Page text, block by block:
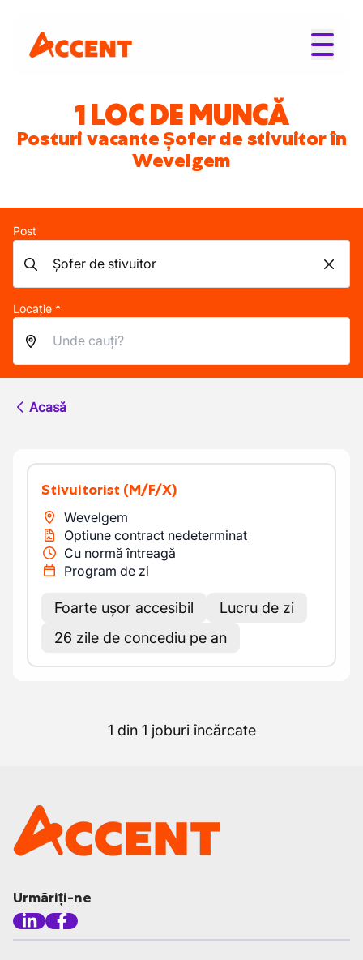
1 LOC DE MUNCĂ
Posturi vacante Șofer de stivuitor în
Wevelgem
Post
Locație *
Acasă
Stivuitorist (M/F/X)
Wevelgem
Optiune contract nedeterminat
Cu normă întreagă
Program de zi
Foarte ușor accesibil
Lucru de zi
26 zile de concediu pe an
1 din 1 joburi încărcate
Urmăriți-ne